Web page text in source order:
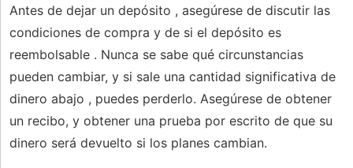
Antes de dejar un depósito , asegúrese de discutir las
condiciones de compra y de si el depósito es
reembolsable . Nunca se sabe qué circunstancias
pueden cambiar, y si sale una cantidad significativa de
dinero abajo , puedes perderlo. Asegúrese de obtener
un recibo, y obtener una prueba por escrito de que su
dinero será devuelto si los planes cambian.